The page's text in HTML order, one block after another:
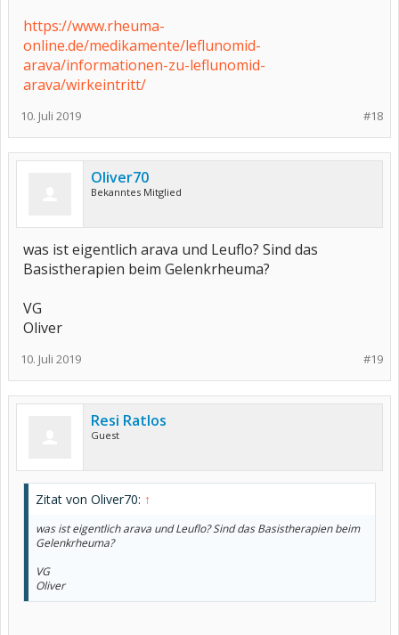
https://www.rheuma-
online.de/medikamente/leflunomid-
arava/informationen-zu-leflunomid-
arava/wirkeintritt/
#18
10. Juli 2019
Oliver70
Bekanntes Mitglied
was ist eigentlich arava und Leuflo? Sind das
Basistherapien beim Gelenkrheuma?
VG
Oliver
#19
10. Juli 2019
Resi Ratlos
Guest
Zitat von Oliver70: ↑
was ist eigentlich arava und Leuflo? Sind das Basistherapien beim
Gelenkrheuma?
VG
Oliver